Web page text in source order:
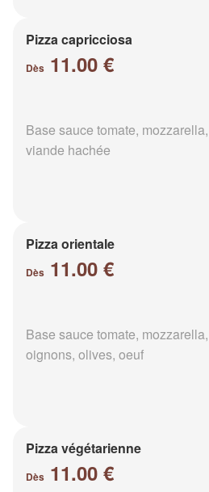
Pizza capricciosa
Dès 11.00 €
Base sauce tomate,
viande hachée
Pizza orientale
Dès 11.00 €
Base sauce tomate,
oignons, olives, oeuf
Pizza végétarienne
Dès 11.00 €